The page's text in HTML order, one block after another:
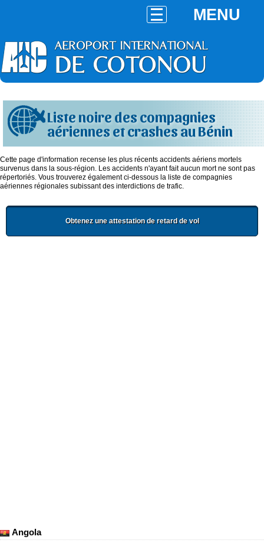
MENU
Liste noire des compagnies
aériennes et crashes au Bénin
Cette page d'information recense les plus récents accidents aériens mortels
survenus dans la sous-région. Les accidents n'ayant fait aucun mort ne sont pas
répertoriés. Vous trouverez également ci-dessous la liste de compagnies
aériennes régionales subissant des interdictions de trafic.
Obtenez une attestation de retard de vol
Angola